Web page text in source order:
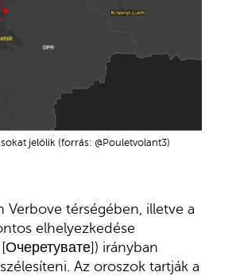
jelölik (forrás: @Pouletvolant3)
térségében, illetve a
elhelyezkedése
irányban
Az oroszok tartják a